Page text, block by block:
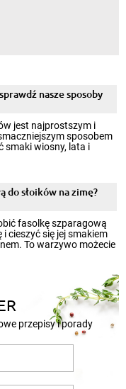
nasze sposoby
jest najprostszym i
sposobem
smaki wiosny, lata i
nimi oko w sezonie
cieplejszych
słoików ze
zachować świeżość
do słoików na zimę?
fasolkę szparagową
i cieszyć się jej smakiem
To warzywo możecie
przepisy i porady